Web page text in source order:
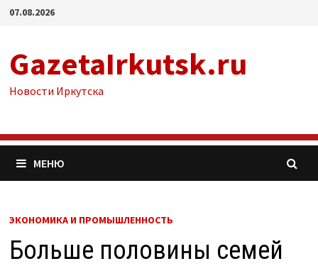
Перейти
07.08.2026
GazetaIrkutsk.ru
Новости Иркутска
МЕНЮ
ЭКОНОМИКА И ПРОМЫШЛЕННОСТЬ
Больше половины семей